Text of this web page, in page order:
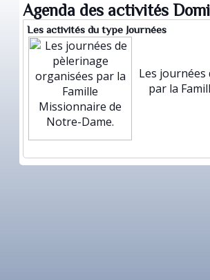
Agenda des activités
Les activités du type Journées
Les
par la